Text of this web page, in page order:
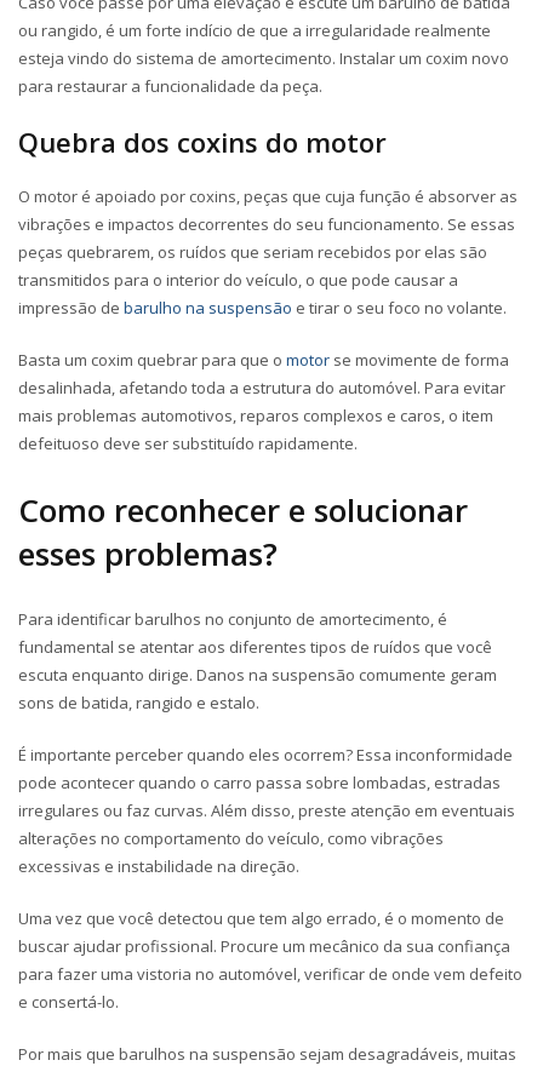
ou rangido, é um forte indício de que a irregularidade realmente
esteja vindo do sistema de amortecimento. Instalar um coxim novo
para restaurar a funcionalidade da peça.
Quebra dos coxins do motor
O motor é apoiado por coxins, peças que cuja função é absorver as
vibrações e impactos decorrentes do seu funcionamento. Se essas
peças quebrarem, os ruídos que seriam recebidos por elas são
transmitidos para o interior do veículo, o que pode causar a
impressão de barulho na suspensão e tirar o seu foco no volante.
Basta um coxim quebrar para que o motor se movimente de forma
desalinhada, afetando toda a estrutura do automóvel. Para evitar
mais problemas automotivos, reparos complexos e caros, o item
defeituoso deve ser substituído rapidamente.
Como reconhecer e solucionar
esses problemas?
Para identificar barulhos no conjunto de amortecimento, é
fundamental se atentar aos diferentes tipos de ruídos que você
escuta enquanto dirige. Danos na suspensão comumente geram
sons de batida, rangido e estalo.
É importante perceber quando eles ocorrem? Essa inconformidade
pode acontecer quando o carro passa sobre lombadas, estradas
irregulares ou faz curvas. Além disso,preste atenção em eventuais
alterações no comportamento do veículo, como vibrações
excessivas e instabilidade na direção.
Uma vez que você detectou que tem algo errado, é o momento de
buscar ajudar profissional. Procure um mecânico da sua confiança
para fazer uma vistoria no automóvel, verificar de onde vem defeito
e consertá-lo.
Por mais que barulhos na suspensão sejam desagradáveis, muitas